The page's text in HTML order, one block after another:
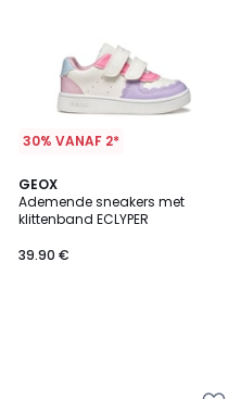
30% VANAF 2*
GEOX
Ademende sneakers met
klittenband ECLYPER
39.90 €